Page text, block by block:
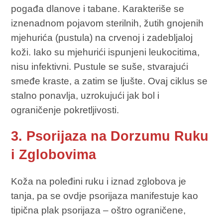
pogađa dlanove i tabane. Karakteriše se
iznenadnom pojavom sterilnih, žutih gnojenih
mjehurića (pustula) na crvenoj i zadebljaloj
koži. Iako su mjehurići ispunjeni leukocitima,
nisu infektivni. Pustule se suše, stvarajući
smeđe kraste, a zatim se ljušte. Ovaj ciklus se
stalno ponavlja, uzrokujući jak bol i
ograničenje pokretljivosti.
3. Psorijaza na Dorzumu Ruku
i Zglobovima
Koža na poleđini ruku i iznad zglobova je
tanja, pa se ovdje psorijaza manifestuje kao
tipična plak psorijaza – oštro ograničene,